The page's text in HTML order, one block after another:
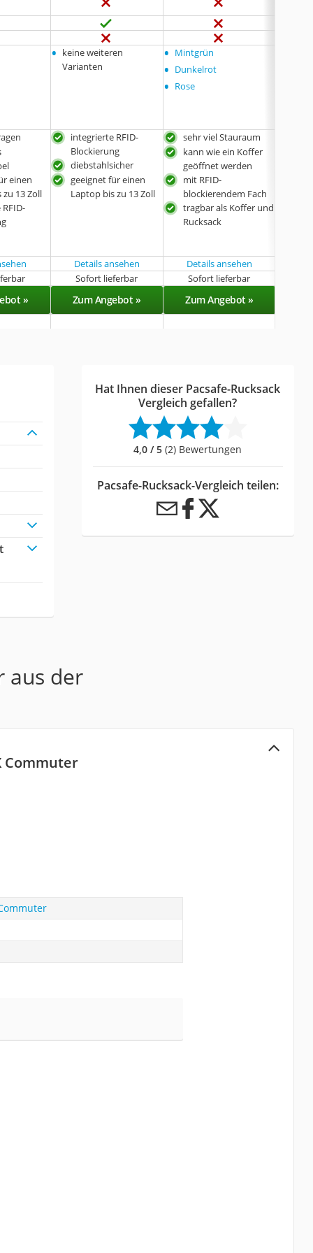
• keine weiteren
Varianten
• Mintgrün
• Dunkelrot
• Rose
einen
13 Zoll
integrierte RFID-
Blockierung
diebstahlsicher
geeignet für einen
Laptop bis zu 13 Zoll
sehr viel Stauraum
kann wie ein Koffer
geöffnet werden
mit RFID-
blockierendem Fach
tragbar als Koffer und
Rucksack
Details ansehen Details ansehen
Sofort lieferbar Sofort lieferbar
» Zum Angebot » Zum Angebot »
Hat Ihnen dieser Pacsafe-Rucksack
Vergleich gefallen?
4,0 / 5 (2) Bewertungen
Pacsafe-Rucksack-Vergleich teilen:
aus der
Commuter